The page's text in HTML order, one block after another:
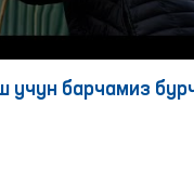
учун барчамиз